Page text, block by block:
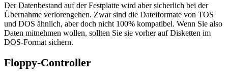
Der Datenbestand auf der Festplatte wird aber sicherlich bei der
Übernahme verlorengehen. Zwar sind die Dateiformate von TOS
und DOS ähnlich, aber doch nicht 100% kompatibel. Wenn Sie also
Daten mitnehmen wollen, sollten Sie sie vorher auf Disketten im
DOS-Format sichern.
Floppy-Controller